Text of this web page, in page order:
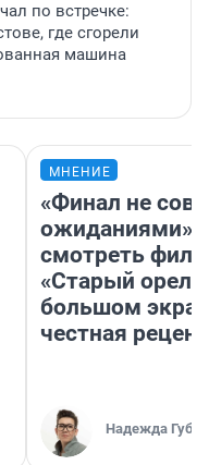
по встречке:
где сгорели
машина
МНЕНИЕ
«Финал не
ожиданиями»:
смотреть
«Старый орел»
большом
честная
Надежда